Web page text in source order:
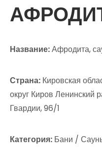
Название:Афродита,
Страна: Кировская
округ Киров Ленинский
Гвардии, 96/1
Категория: Бани /